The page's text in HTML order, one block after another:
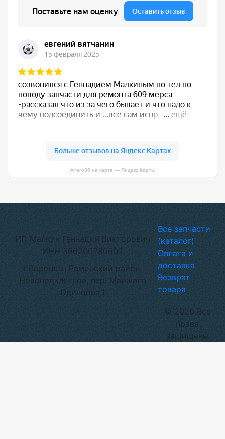
Атего36 на карте — Яндекс Карты
ИП Малкин Геннадий Викторович
ИНН 366200280602
г.Воронеж, Рамонский район,
Новоподклетное, пер. Маршала
Одинцова,1
© 2026 Все
права
защищены
Все запчасти
(каталог)
Оплата и
доставка
Возврат
товара